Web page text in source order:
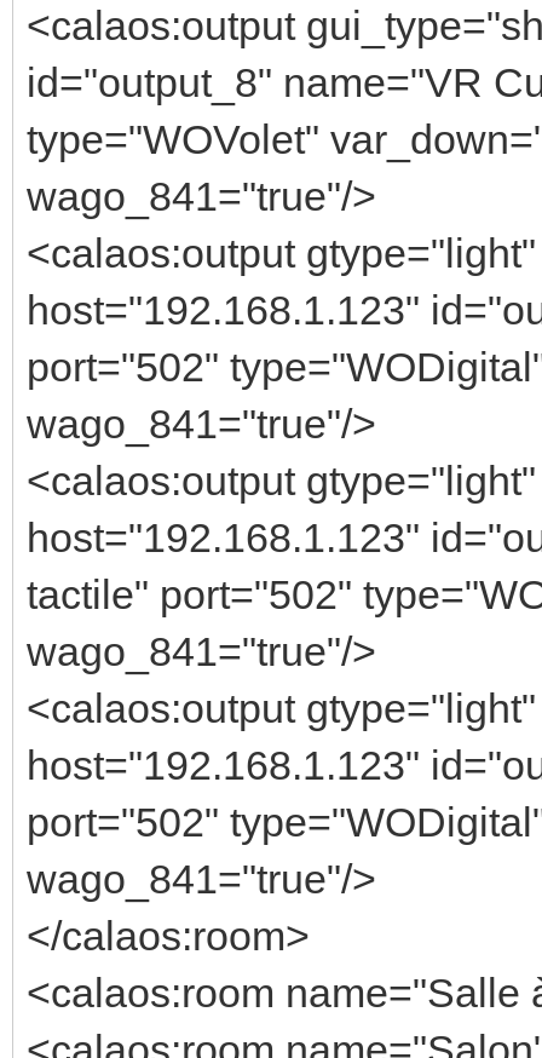
<calaos:output
id="output_8" name="VR
type="WOVolet"
wago_841="true"/>
<calaos:output
host="192.168.1.123"
port="502"
wago_841="true"/>
<calaos:output
host="192.168.1.123"
tactile" port="502"
wago_841="true"/>
<calaos:output
host="192.168.1.123"
port="502"
wago_841="true"/>
</calaos:room>
<calaos:room name="Salle